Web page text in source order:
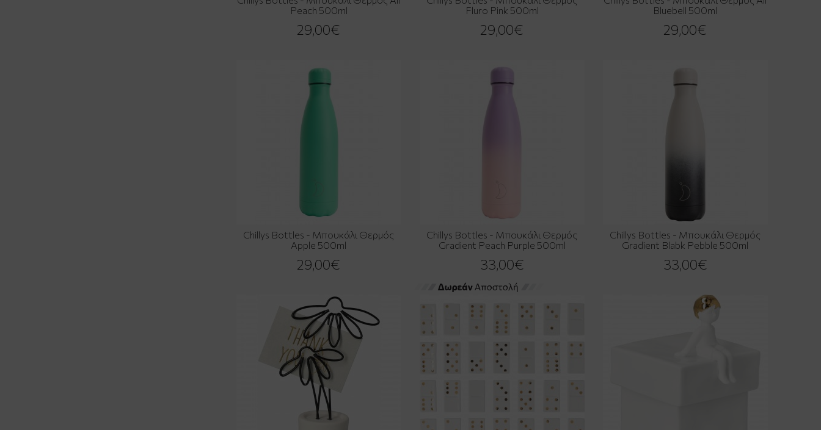
Peach 500ml
29,00€
Fluro Pink 500ml
29,00€
Bluebell 500ml
29,00€
Chillys Bottles - Μπουκάλι Θερμός
Apple 500ml
29,00€
Chillys Bottles - Μπουκάλι Θερμός
Gradient Peach Purple 500ml
33,00€
Chillys Bottles - Μπουκάλι Θερμός
Gradient Blabk Pebble 500ml
33,00€